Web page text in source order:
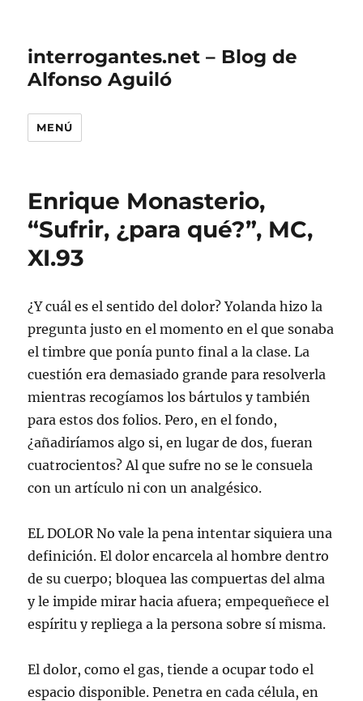
interrogantes.net – Blog de
Alfonso Aguiló
MENÚ
Enrique Monasterio,
“Sufrir, ¿para qué?”, MC,
XI.93
¿Y cuál es el sentido del dolor? Yolanda hizo la
pregunta justo en el momento en el que sonaba
el timbre que ponía punto final a la clase. La
cuestión era demasiado grande para resolverla
mientras recogíamos los bártulos y también
para estos dos folios. Pero, en el fondo,
¿añadiríamos algo si, en lugar de dos, fueran
cuatrocientos? Al que sufre no se le consuela
con un artículo ni con un analgésico.
EL DOLOR No vale la pena intentar siquiera una
definición. El dolor encarcela al hombre dentro
de su cuerpo; bloquea las compuertas del alma
y le impide mirar hacia afuera; empequeñece el
espíritu y repliega a la persona sobre sí misma.
El dolor, como el gas, tiende a ocupar todo el
espacio disponible. Penetra en cada célula, en